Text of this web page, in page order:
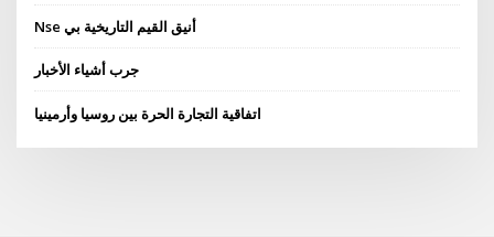
Nse أنيق القيم التاريخية بي
جرب أشياء الأخبار
اتفاقية التجارة الحرة بين روسيا وأرمينيا